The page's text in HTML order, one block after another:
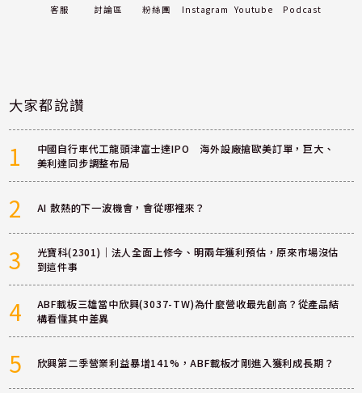
客服 討論區 粉絲團 Instagram Youtube Podcast
大家都說讚
1
中國自行車代工龍頭津富士達IPO 海外設廠搶歐美訂單，巨大、
美利達同步調整布局
2 AI 散熱的下一波機會，會從哪裡來？
3
光寶科(2301)｜法人全面上修今、明兩年獲利預估，原來市場沒估
到這件事
4
ABF載板三雄當中欣興(3037-TW)為什麼營收最先創高？從產品結
構看懂其中差異
5 欣興第二季營業利益暴增141%，ABF載板才剛進入獲利成長期？